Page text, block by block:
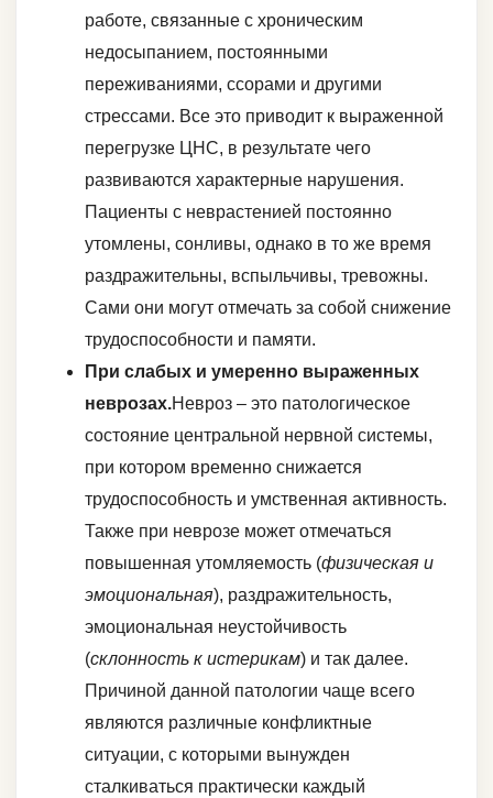
работе, связанные с хроническим
недосыпанием, постоянными
переживаниями, ссорами и другими
стрессами. Все это приводит к выраженной
перегрузке ЦНС, в результате чего
развиваются характерные нарушения.
Пациенты с неврастенией постоянно
утомлены, сонливы, однако в то же время
раздражительны, вспыльчивы, тревожны.
Сами они могут отмечать за собой снижение
трудоспособности и памяти.
При слабых и умеренно выраженных
неврозах.Невроз – это патологическое
состояние центральной нервной системы,
при котором временно снижается
трудоспособность и умственная активность.
Также при неврозе может отмечаться
повышенная утомляемость (физическая и
эмоциональная), раздражительность,
эмоциональная неустойчивость
(склонность к истерикам) и так далее.
Причиной данной патологии чаще всего
являются различные конфликтные
ситуации, с которыми вынужден
сталкиваться практически каждый